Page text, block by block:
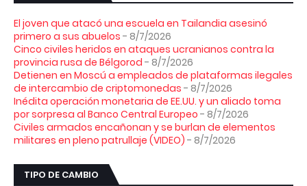
El joven que atacó una escuela en Tailandia asesinó
primero a sus abuelos - 8/7/2026
Cinco civiles heridos en ataques ucranianos contra la
provincia rusa de Bélgorod - 8/7/2026
Detienen en Moscú a empleados de plataformas ilegales
de intercambio de criptomonedas - 8/7/2026
Inédita operación monetaria de EE.UU. y un aliado toma
por sorpresa al Banco Central Europeo - 8/7/2026
Civiles armados encañonan y se burlan de elementos
militares en pleno patrullaje (VIDEO) - 8/7/2026
TIPO DE CAMBIO